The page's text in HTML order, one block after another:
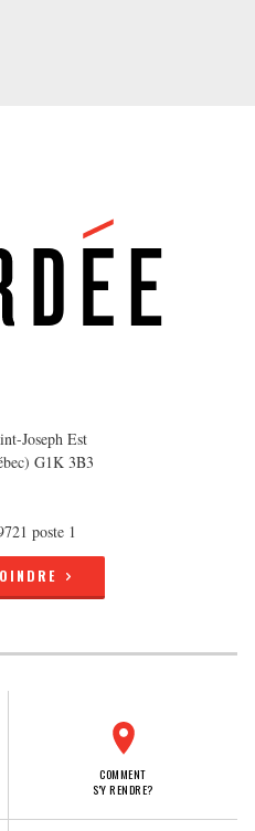
Joseph Est
G1K 3B3
poste 1
COMMENT
S'Y RENDRE?